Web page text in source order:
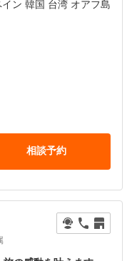
ン 韓国 台湾 オアフ島
相談予約